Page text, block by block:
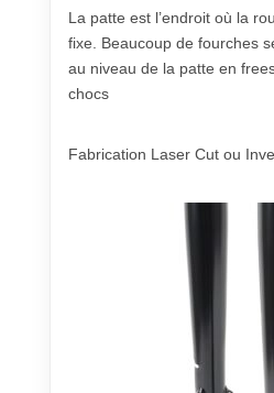
La patte est l’endroit où la
fixe. Beaucoup de fourches
au niveau de la patte en
chocs
Fabrication Laser Cut ou